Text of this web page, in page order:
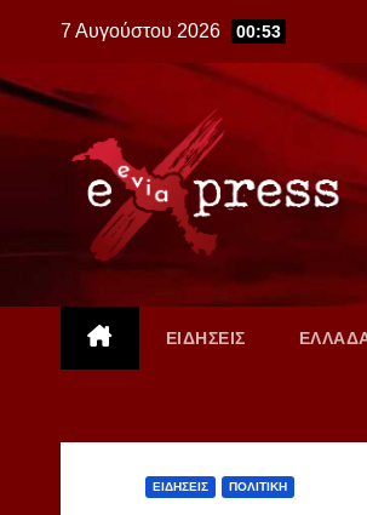
content
7 Αυγούστου 2026 00:53
ΕΙΔΗΣΕΙΣ
ΕΙΔΗΣΕΙΣ ΠΟΛΙΤΙΚΗ